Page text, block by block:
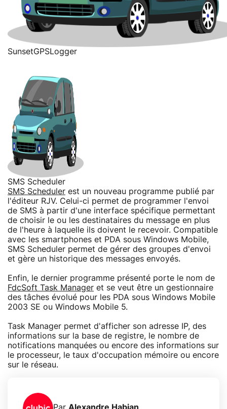
SunsetGPSLogger
SMS Scheduler
SMS Scheduler est un nouveau programme publié par
l'éditeur RJV. Celui-ci permet de programmer l'envoi
de SMS à partir d'une interface spécifique permettant
de choisir le ou les destinataires du message en plus
de l'heure à laquelle ils doivent le recevoir. Compatible
avec les smartphones et PDA sous Windows Mobile,
SMS Scheduler permet de gérer des groupes d'envoi
et gère un historique des messages envoyés.
Enfin, le dernier programme présenté porte le nom de
FdcSoft Task Manager et se veut être un gestionnaire
des tâches évolué pour les PDA sous Windows Mobile
2003 SE ou Windows Mobile 5.
Task Manager permet d'afficher son adresse IP, des
informations sur la base de registre, le nombre de
notifications manquées ou encore des informations sur
le processeur, le taux d'occupation mémoire ou encore
sur le réseau.